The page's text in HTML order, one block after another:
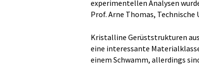
experimentellen Analysen
Prof. Arne Thomas,
Kristalline Gerüststrukturen
eine interessante
einem Schwamm, allerdings